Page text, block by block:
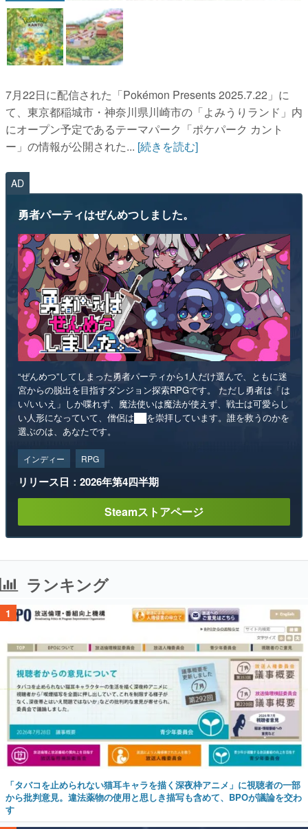
その他
電ファミニコゲーマーとは？
7月22日に配信された「Pokémon Presents 2025.7.22」に
て、東京都稲城市・神奈川県川崎市の「よみうりランド」内
にオープン予定であるテーマパーク「ポケパーク カント
ー」の情報が公開された... [続きを読む]
AD
勇者パーティはぜんめつしました。
“ぜんめつ”してしまった勇者パーティから1人だけ選んで、ともに迷
宮からの脱出を目指すダンジョン探索RPGです。 ただし勇者は「は
い/いいえ」しか喋れず、魔法使いは魔法が使えず、戦士は可愛らし
い人形になっていて、僧侶は██を崇拝しています。誰を救うのかを
選ぶのは、あなたです。
インディー RPG
リリース日：2026年第4四半期
Steamストアページ
ランキング
1
「タバコを止められない猫耳キャラを描く深夜枠アニメ」に視聴者の一部
から批判意見。違法薬物の使用と思しき描写も含めて、BPOが議論を交わ
す